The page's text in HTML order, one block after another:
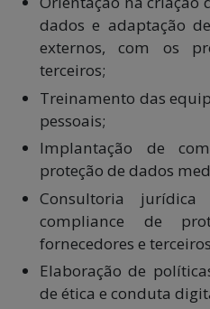
dados e adaptação
externos, com os
terceiros;
Treinamento das
pessoais;
Implantação de
proteção de dados
Consultoria
compliance de
fornecedores e
Elaboração de
de ética e conduta